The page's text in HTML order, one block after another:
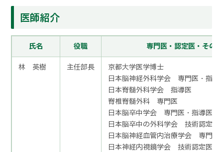
医師紹介
氏名 役職
専門医・認定医・その
林 英樹
主任部長
京都大学医学博士
日本脳神経外科学会 専門医・指導
日本脊髄外科学会 指導医
脊椎脊髄外科 専門医
日本脳卒中学会 専門医・指導医
日本脳卒中の外科学会 技術認定医
日本脳神経血管内治療学会 専門医
日本神経内視鏡学会 技術認定医